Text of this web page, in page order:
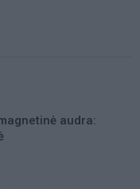
audra: